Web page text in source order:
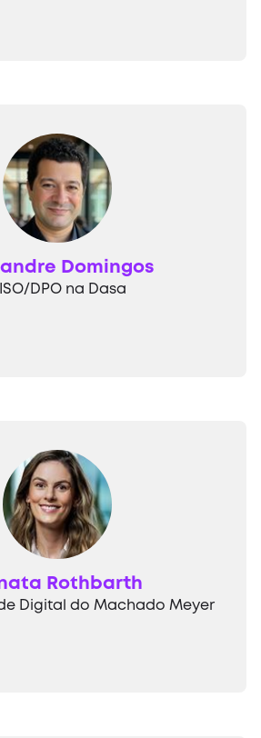
Domingos
DPO na Dasa
Rothbarth
Digital do Machado Meyer